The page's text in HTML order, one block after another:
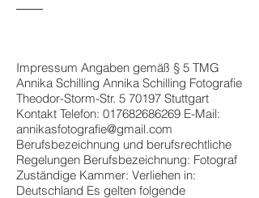
Impressum Angaben gemäß § 5 TMG
Annika Schilling Annika Schilling Fotografie
Theodor-Storm-Str. 5 70197 Stuttgart
Kontakt Telefon: 017682686269 E-Mail:
annikasfotografie@gmail.com
Berufsbezeichnung und berufsrechtliche
Regelungen Berufsbezeichnung: Fotograf
Zuständige Kammer: Verliehen in:
Deutschland Es gelten folgende